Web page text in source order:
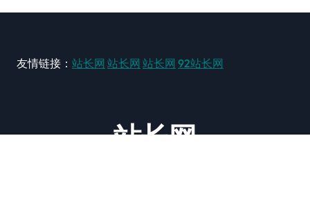
友情链接： 站长网 站长网 站长网 92站长网
站长网